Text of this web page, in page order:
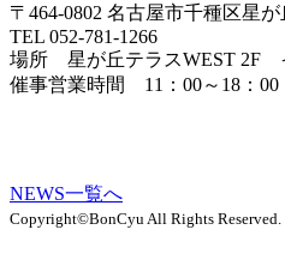
〒464-0802 名古屋市千種区星が
TEL 052-781-1266
場所 星が丘テラスWEST 2F
催事営業時間 11：00～18：00
NEWS一覧へ
Copyright©BonCyu All Rights Reserved.